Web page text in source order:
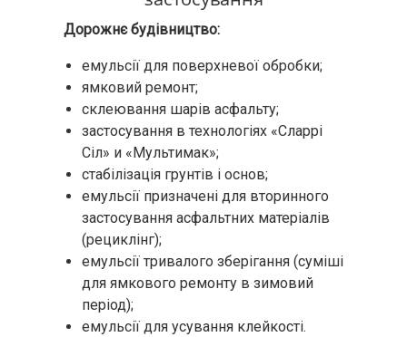
Дорожнє будівництво:
емульсії для поверхневої обробки;
ямковий ремонт;
склеювання шарів асфальту;
застосування в технологіях «Сларрі
Сіл» и «Мультимак»;
стабілізація грунтів і основ;
емульсії призначені для вторинного
застосування асфальтних матеріалів
(рециклінг);
емульсії тривалого зберігання (суміші
для ямкового ремонту в зимовий
період);
емульсії для усування клейкості.